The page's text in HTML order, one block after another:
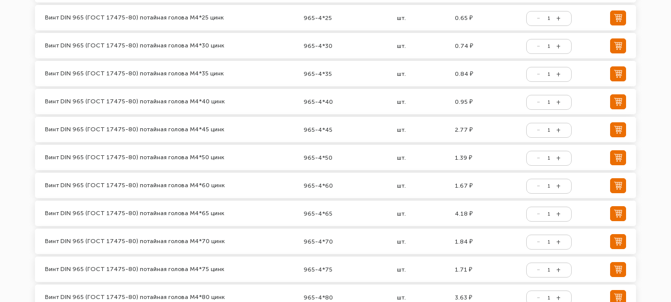
Винт DIN 965 (ГОСТ 17475-80) потайная голова М4*25 цинк 965-4*25 шт. 0.65 ₽
Винт DIN 965 (ГОСТ 17475-80) потайная голова М4*30 цинк 965-4*30 шт. 0.74 ₽
Винт DIN 965 (ГОСТ 17475-80) потайная голова М4*35 цинк 965-4*35 шт. 0.84 ₽
Винт DIN 965 (ГОСТ 17475-80) потайная голова М4*40 цинк 965-4*40 шт. 0.95 ₽
Винт DIN 965 (ГОСТ 17475-80) потайная голова М4*45 цинк 965-4*45 шт. 2.77 ₽
Винт DIN 965 (ГОСТ 17475-80) потайная голова М4*50 цинк 965-4*50 шт. 1.39 ₽
Винт DIN 965 (ГОСТ 17475-80) потайная голова М4*60 цинк 965-4*60 шт. 1.67 ₽
Винт DIN 965 (ГОСТ 17475-80) потайная голова М4*65 цинк 965-4*65 шт. 4.18 ₽
Винт DIN 965 (ГОСТ 17475-80) потайная голова М4*70 цинк 965-4*70 шт. 1.84 ₽
Винт DIN 965 (ГОСТ 17475-80) потайная голова М4*75 цинк 965-4*75 шт. 1.71 ₽
Винт DIN 965 (ГОСТ 17475-80) потайная голова М4*80 цинк 965-4*80 шт. 3.63 ₽